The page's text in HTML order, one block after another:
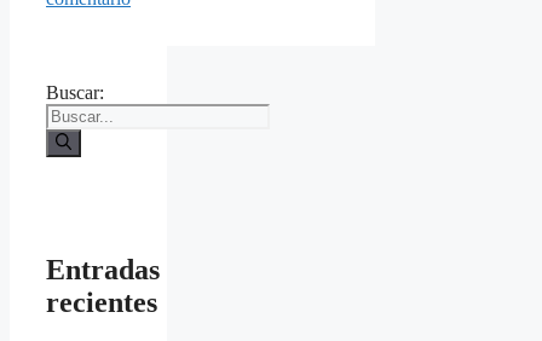
Buscar:
Entradas
recientes